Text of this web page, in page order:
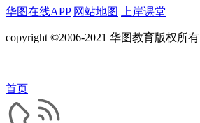
华图在线APP 网站地图 上岸课堂
copyright ©2006-2021 华图教育版权所有
首页